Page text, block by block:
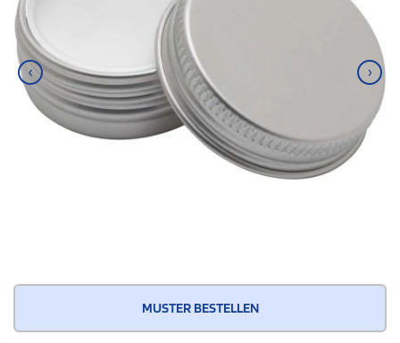
‹ ›
MUSTER BESTELLEN